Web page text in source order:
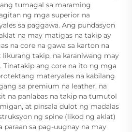
tumagal sa maraming
ng mga superior na
sa paggawa. Ang pundasyon
na may matigas na takip ay
na core na gawa sa karton na
likurang takip, na karaniwang may
Tinatakip ang core na ito ng mga
materyales na kabilang
sa premium na leather, na
na panlabas na takip na tumutol
at pinsala dulot ng madalas
ng spine (likod ng aklat)
sa pag-uugnay na may